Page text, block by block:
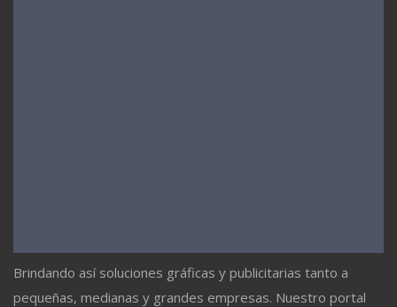
Brindando así soluciones gráficas y publicitarias tanto a
pequeñas, medianas y grandes empresas. Nuestro portal